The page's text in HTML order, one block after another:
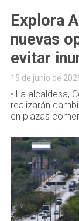
Explora
nuevas
evitar
15 de junio de
• La alcaldesa,
realizarán
en plazas